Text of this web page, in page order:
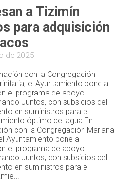
a Tizimín
para adquisición
de 2025
con la Congregación
el Ayuntamiento pone a
el programa de apoyo
Juntos, con subsidios del
en suministros para el
óptimo del agua.En
con la Congregación Mariana
Ayuntamiento pone a
el programa de apoyo
Juntos, con subsidios del
en suministros para el